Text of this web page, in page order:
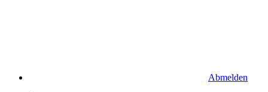
Abmelden